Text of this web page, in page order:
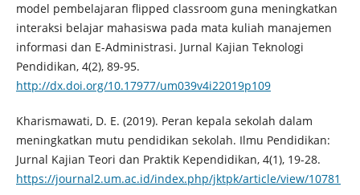
model pembelajaran flipped classroom guna meningkatkan
interaksi belajar mahasiswa pada mata kuliah manajemen
informasi dan E-Administrasi. Jurnal Kajian Teknologi
Pendidikan, 4(2), 89-95.
http://dx.doi.org/10.17977/um039v4i22019p109
Kharismawati, D. E. (2019). Peran kepala sekolah dalam
meningkatkan mutu pendidikan sekolah. Ilmu Pendidikan:
Jurnal Kajian Teori dan Praktik Kependidikan, 4(1), 19-28.
https://journal2.um.ac.id/index.php/jktpk/article/view/10781